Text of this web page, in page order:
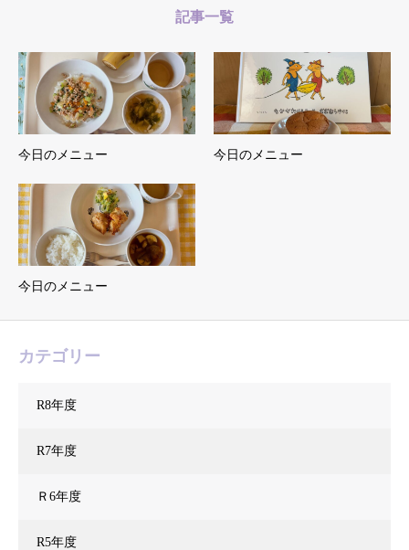
記事一覧
今日のメニュー 今日のメニュー
今日のメニュー
カテゴリー
R8年度
R7年度
Ｒ6年度
R5年度